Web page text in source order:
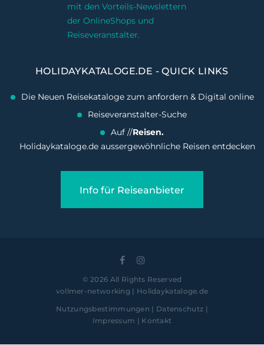
mit den Vorteils-Newslettern
der OnlineShops und
Reiseveranstalter.
HOLIDAYKATALOGE.DE - QUICK LINKS
Die Neuen Reisekataloge zum anfordern & Digital online
Reiseveranstalter-Suche
Auf //Reisen.
Holidaykataloge.de aussergewöhnliche Reisen entdecken
Info für Reiseanbieter
©2026 All Rights Reserved
vollmer-networking | Holidaykataloge.de
Nutzungsbestimmungen | Datenschutz |
Impressum | Kontakt